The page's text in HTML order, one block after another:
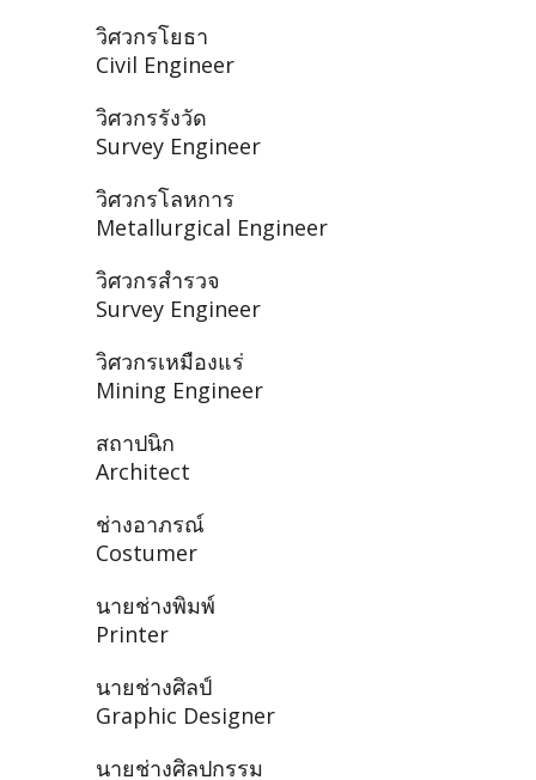
วิศวกรโยธา
Civil Engineer
วิศวกรรังวัด
Survey Engineer
วิศวกรโลหการ
Metallurgical Engineer
วิศวกรสำรวจ
Survey Engineer
วิศวกรเหมืองแร่
Mining Engineer
สถาปนิก
Architect
ช่างอาภรณ์
Costumer
นายช่างพิมพ์
Printer
นายช่างศิลป์
Graphic Designer
นายช่างศิลปกรรม